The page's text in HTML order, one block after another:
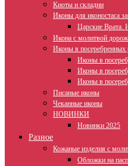
Киоты и складни
Иконы для иконостаса
Царские Врата.
Икона с молитвой
Иконы в посеребренных
Иконы в
Иконы в
Иконы в
Писаные иконы
Чеканные иконы
НОВИНКИ
Новинки 2025
Разное
Кожаные изделия с
Обложки на